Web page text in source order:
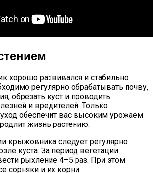
хорошо развивался и стабильно
регулярно обрабатывать почву,
обрезать куст и проводить
и вредителей. Только
обеспечит вас высоким урожаем
жизнь растению.
крыжовника следует регулярно
куста. За период вегетации
рыхление 4–5 раз. При этом
сорняки и их корни.